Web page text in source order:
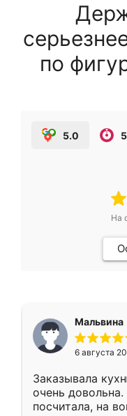
по
5.0
На
Мальвина
6 августа
Заказывала
очень
посчитала, на